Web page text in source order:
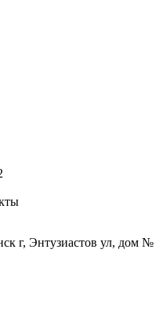
г, Энтузиастов ул, дом №